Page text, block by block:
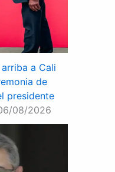
a Cali
de
presidente
08/2026